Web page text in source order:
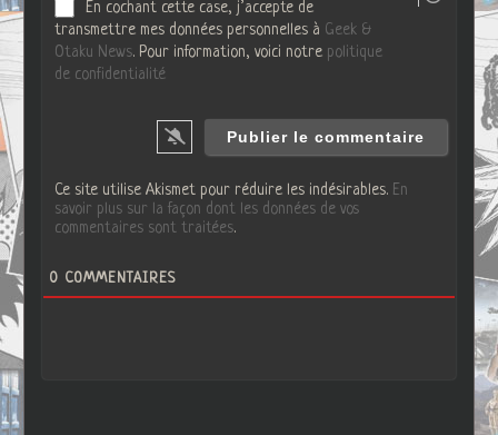
En cochant cette case, j’accepte de
transmettre mes données personnelles à Geek &
Otaku News. Pour information, voici notre politique
de confidentialité
Ce site utilise Akismet pour réduire les indésirables. En
savoir plus sur la façon dont les données de vos
commentaires sont traitées.
0 COMMENTAIRES